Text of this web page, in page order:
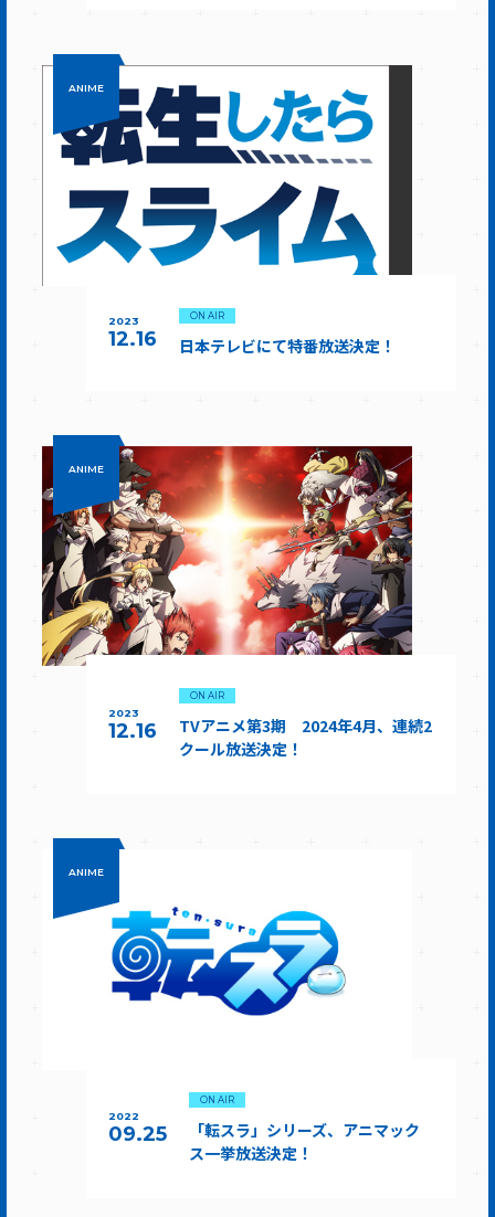
ANIME
2023
12.16
ON AIR
日本テレビにて特番放送決定！
ANIME
2023
12.16
ON AIR
TVアニメ第3期 2024年4月、連続2
クール放送決定！
ANIME
2022
09.25
ON AIR
「転スラ」シリーズ、アニマック
ス一挙放送決定！